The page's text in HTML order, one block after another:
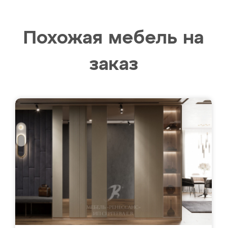
Похожая мебель на
заказ